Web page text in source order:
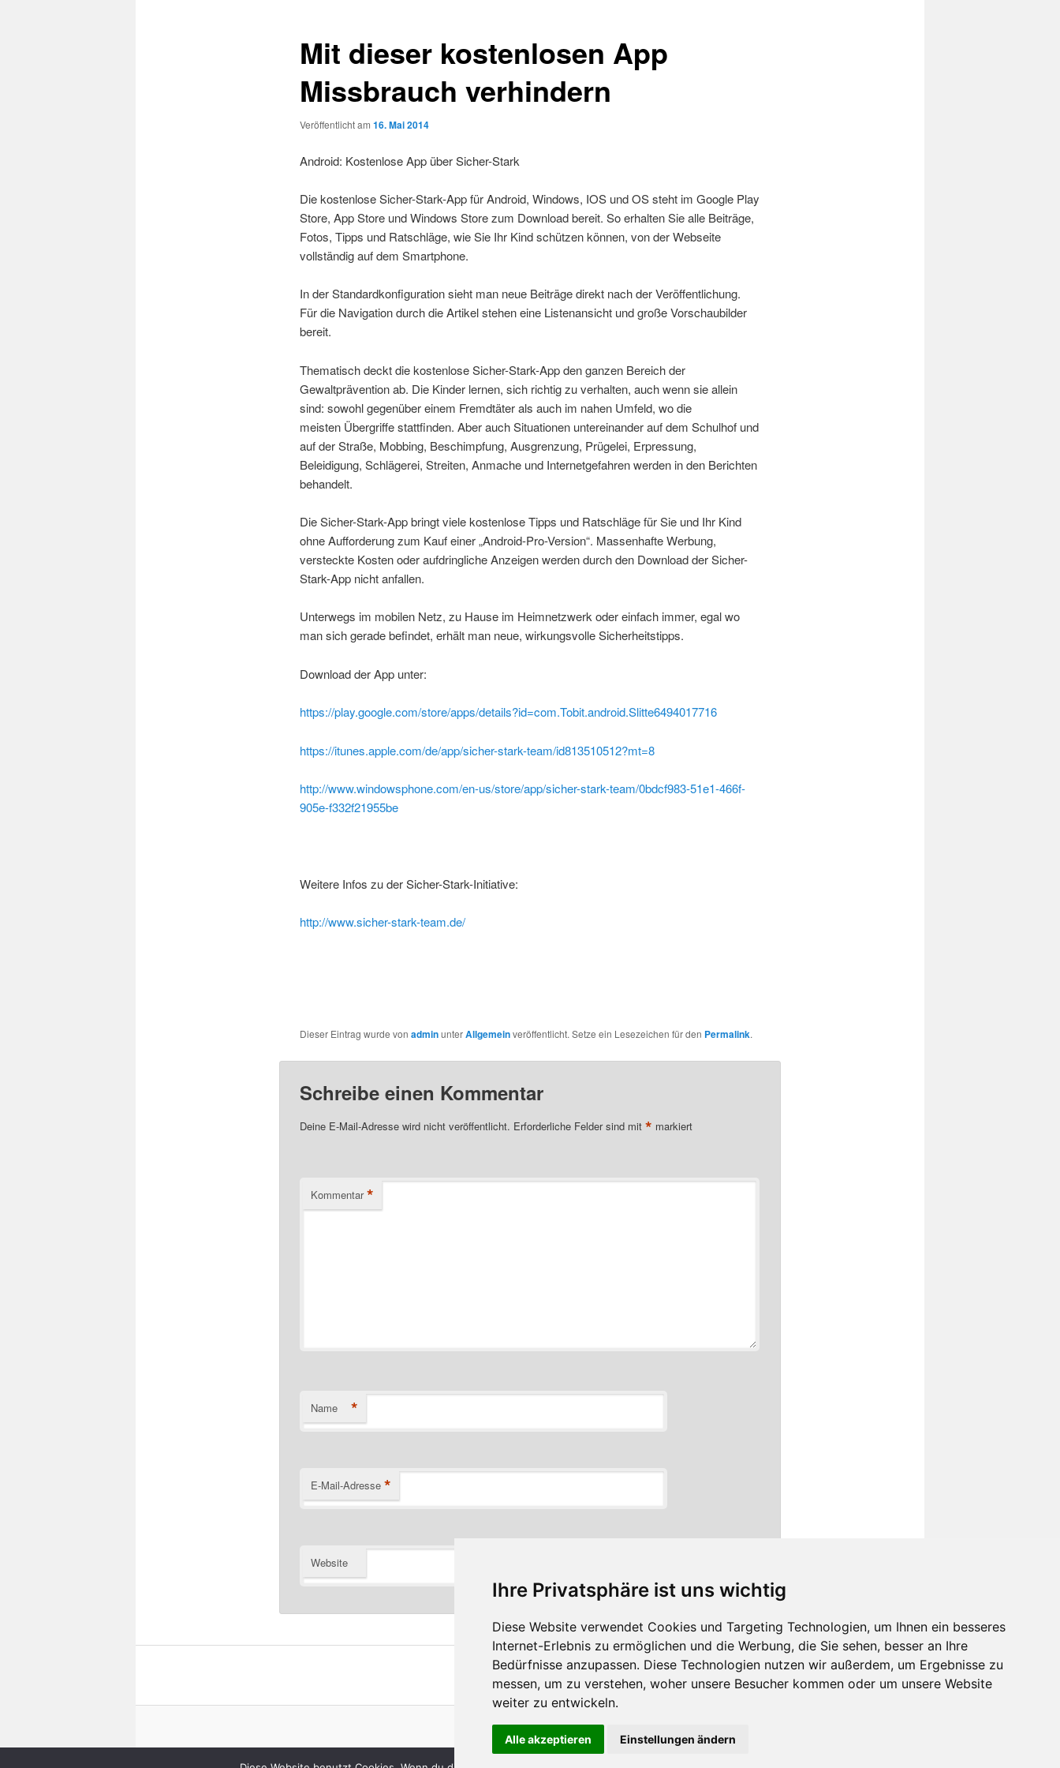
Ihre Privatsphäre ist uns wichtig
Diese Website verwendet Cookies und Targeting Technologien, um Ihnen ein besseres
Internet-Erlebnis zu ermöglichen und die Werbung, die Sie sehen, besser an Ihre
Bedürfnisse anzupassen. Diese Technologien nutzen wir außerdem, um Ergebnisse zu
messen, um zu verstehen, woher unsere Besucher kommen oder um unsere Website
weiter zu entwickeln.
Alle akzeptieren Einstellungen ändern
Mit dieser kostenlosen App
Missbrauch verhindern
Veröffentlicht am 16. Mai 2014
Android: Kostenlose App über Sicher-Stark
Die kostenlose Sicher-Stark-App für Android, Windows, IOS und OS steht im Google Play
Store, App Store und Windows Store zum Download bereit. So erhalten Sie alle Beiträge,
Fotos, Tipps und Ratschläge, wie Sie Ihr Kind schützen können, von der Webseite
vollständig auf dem Smartphone.
In der Standardkonfiguration sieht man neue Beiträge direkt nach der Veröffentlichung.
Für die Navigation durch die Artikel stehen eine Listenansicht und große Vorschaubilder
bereit.
Thematisch deckt die kostenlose Sicher-Stark-App den ganzen Bereich der
Gewaltprävention ab. Die Kinder lernen, sich richtig zu verhalten, auch wenn sie allein
sind: sowohl gegenüber einem Fremdtäter als auch im nahen Umfeld, wo die
meisten Übergriffe stattfinden. Aber auch Situationen untereinander auf dem Schulhof und
auf der Straße, Mobbing, Beschimpfung, Ausgrenzung, Prügelei, Erpressung,
Beleidigung, Schlägerei, Streiten, Anmache und Internetgefahren werden in den Berichten
behandelt.
Die Sicher-Stark-App bringt viele kostenlose Tipps und Ratschläge für Sie und Ihr Kind
ohne Aufforderung zum Kauf einer „Android-Pro-Version“. Massenhafte Werbung,
versteckte Kosten oder aufdringliche Anzeigen werden durch den Download der Sicher-
Stark-App nicht anfallen.
Unterwegs im mobilen Netz, zu Hause im Heimnetzwerk oder einfach immer, egal wo
man sich gerade befindet, erhält man neue, wirkungsvolle Sicherheitstipps.
Download der App unter:
https://play.google.com/store/apps/details?id=com.Tobit.android.Slitte6494017716
https://itunes.apple.com/de/app/sicher-stark-team/id813510512?mt=8
http://www.windowsphone.com/en-us/store/app/sicher-stark-team/0bdcf983-51e1-466f-
905e-f332f21955be
Weitere Infos zu der Sicher-Stark-Initiative:
http://www.sicher-stark-team.de/
Dieser Eintrag wurde von adminunterAllgemeinveröffentlicht. Setze ein Lesezeichen für den Permalink.
Schreibe einen Kommentar
Deine E-Mail-Adresse wird nicht veröffentlicht. Erforderliche Felder sind mit * markiert
Kommentar *
Name *
E-Mail-Adresse *
Website
Stolz präsentiert von WordPress